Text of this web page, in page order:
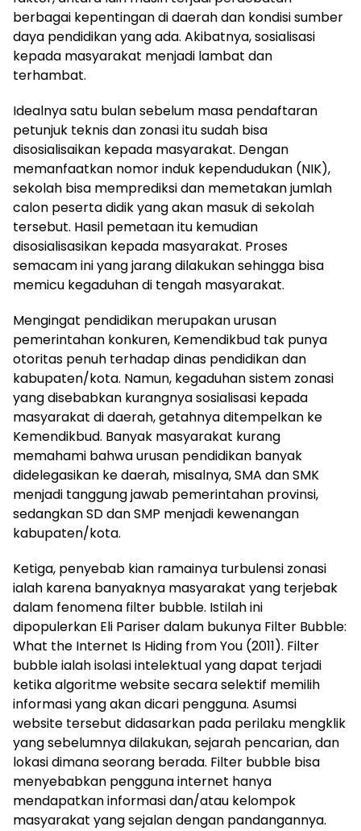
berbagai kepentingan di daerah dan kondisi sumber
daya pendidikan yang ada. Akibatnya, sosialisasi
kepada masyarakat menjadi lambat dan
terhambat.
Idealnya satu bulan sebelum masa pendaftaran
petunjuk teknis dan zonasi itu sudah bisa
disosialisaikan kepada masyarakat. Dengan
memanfaatkan nomor induk kependudukan (NIK),
sekolah bisa memprediksi dan memetakan jumlah
calon peserta didik yang akan masuk di sekolah
tersebut. Hasil pemetaan itu kemudian
disosialisasikan kepada masyarakat. Proses
semacam ini yang jarang dilakukan sehingga bisa
memicu kegaduhan di tengah masyarakat.
Mengingat pendidikan merupakan urusan
pemerintahan konkuren, Kemendikbud tak punya
otoritas penuh terhadap dinas pendidikan dan
kabupaten/kota. Namun, kegaduhan sistem zonasi
yang disebabkan kurangnya sosialisasi kepada
masyarakat di daerah, getahnya ditempelkan ke
Kemendikbud. Banyak masyarakat kurang
memahami bahwa urusan pendidikan banyak
didelegasikan ke daerah, misalnya, SMA dan SMK
menjadi tanggung jawab pemerintahan provinsi,
sedangkan SD dan SMP menjadi kewenangan
kabupaten/kota.
Ketiga, penyebab kian ramainya turbulensi zonasi
ialah karena banyaknya masyarakat yang terjebak
dalam fenomena filter bubble. Istilah ini
dipopulerkan Eli Pariser dalam bukunya Filter Bubble:
What the Internet Is Hiding from You (2011). Filter
bubble ialah isolasi intelektual yang dapat terjadi
ketika algoritme website secara selektif memilih
informasi yang akan dicari pengguna. Asumsi
website tersebut didasarkan pada perilaku mengklik
yang sebelumnya dilakukan, sejarah pencarian, dan
lokasi dimana seorang berada. Filter bubble bisa
menyebabkan pengguna internet hanya
mendapatkan informasi dan/atau kelompok
masyarakat yang sejalan dengan pandangannya.